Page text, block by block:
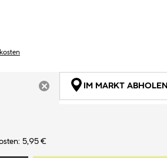
ARTIKEL NICHT VERFÜGBAR
IM MARKT ABHOLEN
5,95 €